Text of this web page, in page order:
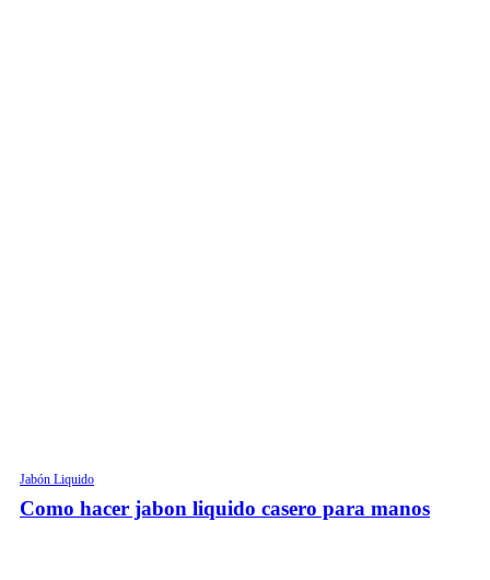
Jabón Liquido
Como hacer jabon liquido casero para manos